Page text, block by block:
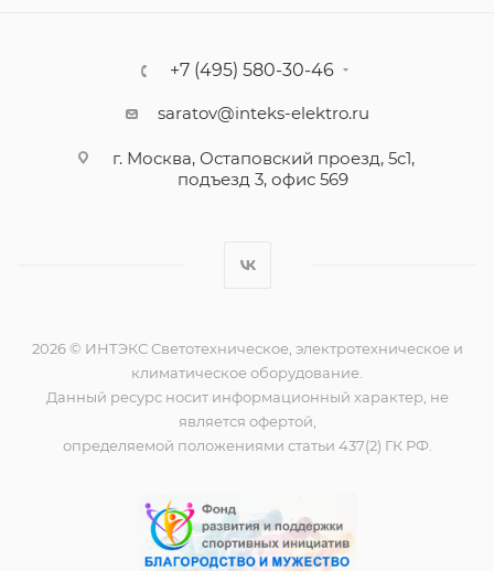
+7 (495) 580-30-46
saratov@inteks-elektro.ru
г. Москва, Остаповский проезд, 5с1,
подъезд 3, офис 569
2026 © ИНТЭКС Светотехническое, электротехническое и
климатическое оборудование.
Данный ресурс носит информационный характер, не
является офертой,
определяемой положениями статьи 437(2) ГК РФ.